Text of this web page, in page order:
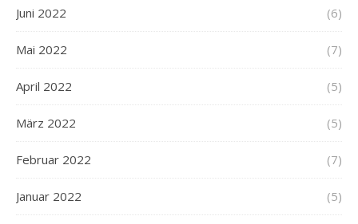
Juni 2022 (6)
Mai 2022 (7)
April 2022 (5)
März 2022 (5)
Februar 2022 (7)
Januar 2022 (5)